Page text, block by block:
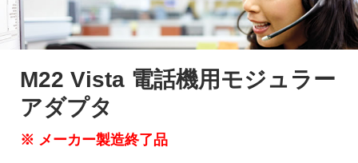
M22 Vista 電話機用モジュラー
アダプタ
※ メーカー製造終了品